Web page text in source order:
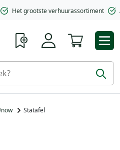
Het grootste verhuurassortiment
Statafel